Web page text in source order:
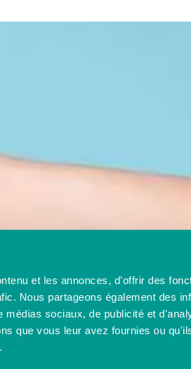
et les annonces, d'offrir des
Nous partageons également des
sociaux, de publicité et
que vous leur avez fournies ou